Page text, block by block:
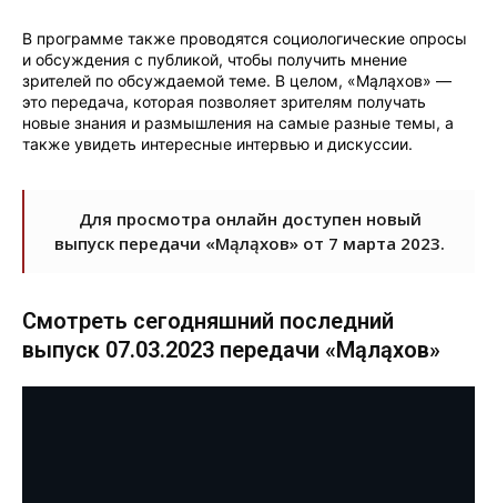
В программе также проводятся социологические опросы
и обсуждения с публикой, чтобы получить мнение
зрителей по обсуждаемой теме. В целом, «Мąлąхов» —
это передача, которая позволяет зрителям получать
новые знания и размышления на самые разные темы, а
также увидеть интересные интервью и дискуссии.
Для просмотра онлайн доступен новый
выпуск передачи «Мąлąхов» от 7 марта 2023.
Смотреть сегодняшний последний
выпуск 07.03.2023 передачи «Мąлąхов»